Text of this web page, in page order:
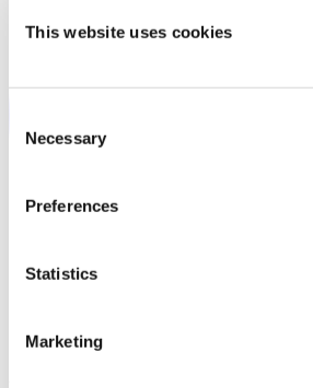
This website uses cookies
Selection
Necessary
Preferences
Statistics
Marketing